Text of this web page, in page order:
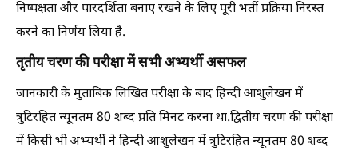
निष्पक्षता और पारदर्शिता बनाए रखने के लिए पूरी भर्ती प्रक्रिया निरस्त
करने का निर्णय लिया है.
तृतीय चरण की परीक्षा में सभी अभ्यर्थी असफल
जानकारी के मुताबिक लिखित परीक्षा के बाद हिन्दी आशुलेखन में
त्रुटिरहित न्यूनतम 80 शब्द प्रति मिनट करना था.द्वितीय चरण की परीक्षा
में किसी भी अभ्यर्थी ने हिन्दी आशुलेखन में त्रुटिरहित न्यूनतम 80 शब्द